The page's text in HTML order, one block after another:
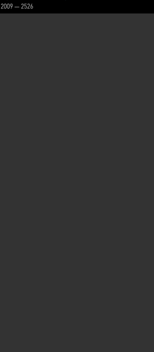
2009 — 2526